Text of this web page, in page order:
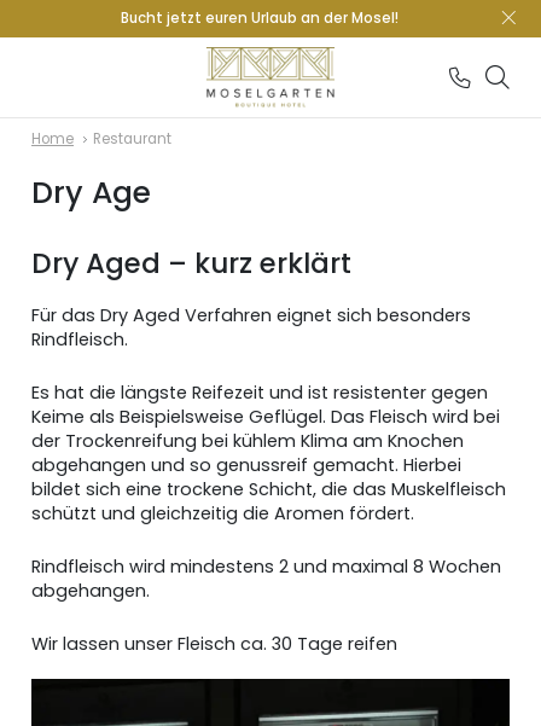
Bucht jetzt euren Urlaub an der Mosel!
Home Restaurant
Dry Age
Dry Aged – kurz erklärt
Für das Dry Aged Verfahren eignet sich besonders
Rindfleisch.
Es hat die längste Reifezeit und ist resistenter gegen
Keime als Beispielsweise Geflügel. Das Fleisch wird bei
der Trockenreifung bei kühlem Klima am Knochen
abgehangen und so genussreif gemacht. Hierbei
bildet sich eine trockene Schicht, die das Muskelfleisch
schützt und gleichzeitig die Aromen fördert.
Rindfleisch wird mindestens 2 und maximal 8 Wochen
abgehangen.
Wir lassen unser Fleisch ca. 30 Tage reifen